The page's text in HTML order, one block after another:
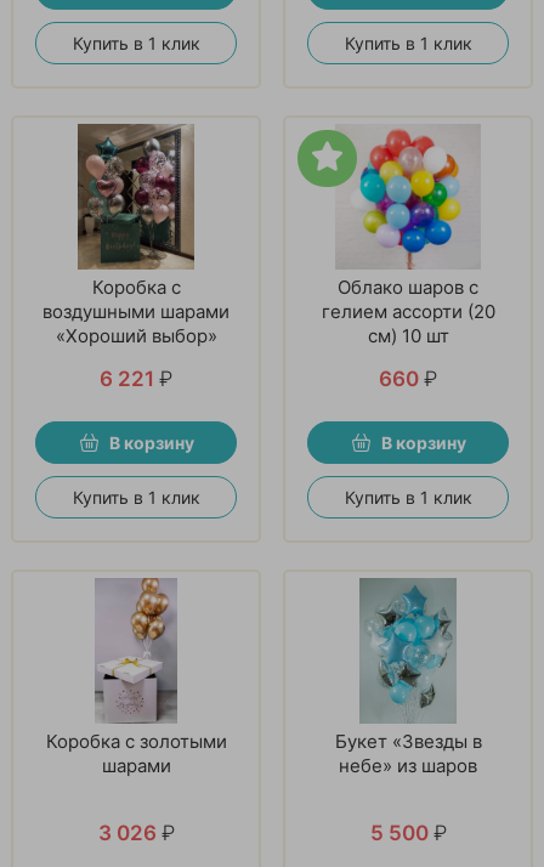
Купить в 1 клик Купить в 1 клик
Коробка с
воздушными шарами
«Хороший выбор»
6 221 ₽
В корзину
Купить в 1 клик
Облако шаров с
гелием ассорти (20
см) 10 шт
660 ₽
В корзину
Купить в 1 клик
Коробка с золотыми
шарами
3 026 ₽
Букет «Звезды в
небе» из шаров
5 500 ₽